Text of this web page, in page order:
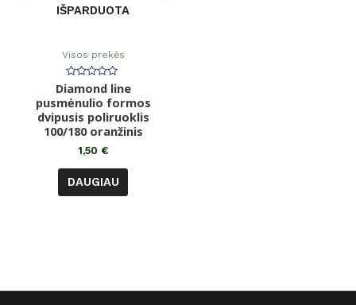
IŠPARDUOTA
Visos prekės
Įvertinimas:
0
iš
5
Diamond line
pusmėnulio formos
dvipusis poliruoklis
100/180 oranžinis
1,50 €
DAUGIAU